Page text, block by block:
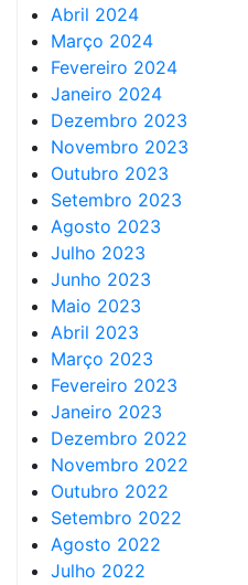
Abril 2024
Março 2024
Fevereiro 2024
Janeiro 2024
Dezembro 2023
Novembro 2023
Outubro 2023
Setembro 2023
Agosto 2023
Julho 2023
Junho 2023
Maio 2023
Abril 2023
Março 2023
Fevereiro 2023
Janeiro 2023
Dezembro 2022
Novembro 2022
Outubro 2022
Setembro 2022
Agosto 2022
Julho 2022